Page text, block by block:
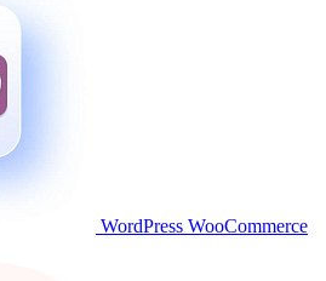
WordPress WooCommerce